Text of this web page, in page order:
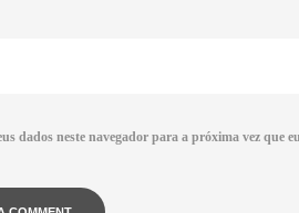
dados neste navegador para a próxima vez que